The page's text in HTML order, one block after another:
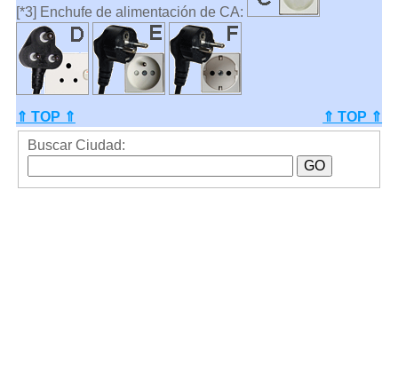
[*3] Enchufe de alimentación de CA:
⇑ TOP ⇑
⇑ TOP ⇑
Buscar Ciudad: